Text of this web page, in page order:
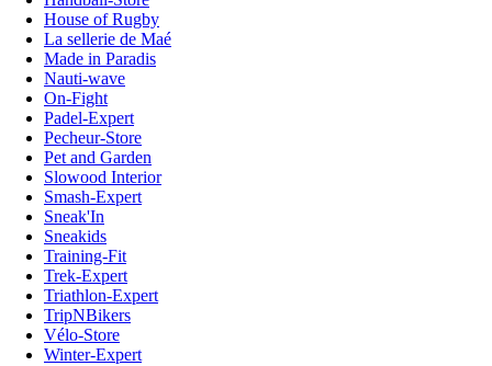
House of Rugby
La sellerie de Maé
Made in Paradis
Nauti-wave
On-Fight
Padel-Expert
Pecheur-Store
Pet and Garden
Slowood Interior
Smash-Expert
Sneak'In
Sneakids
Training-Fit
Trek-Expert
Triathlon-Expert
TripNBikers
Vélo-Store
Winter-Expert